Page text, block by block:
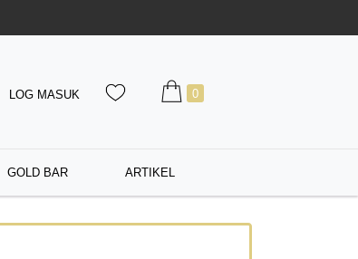
LOG MASUK 0
GOLD BAR ARTIKEL